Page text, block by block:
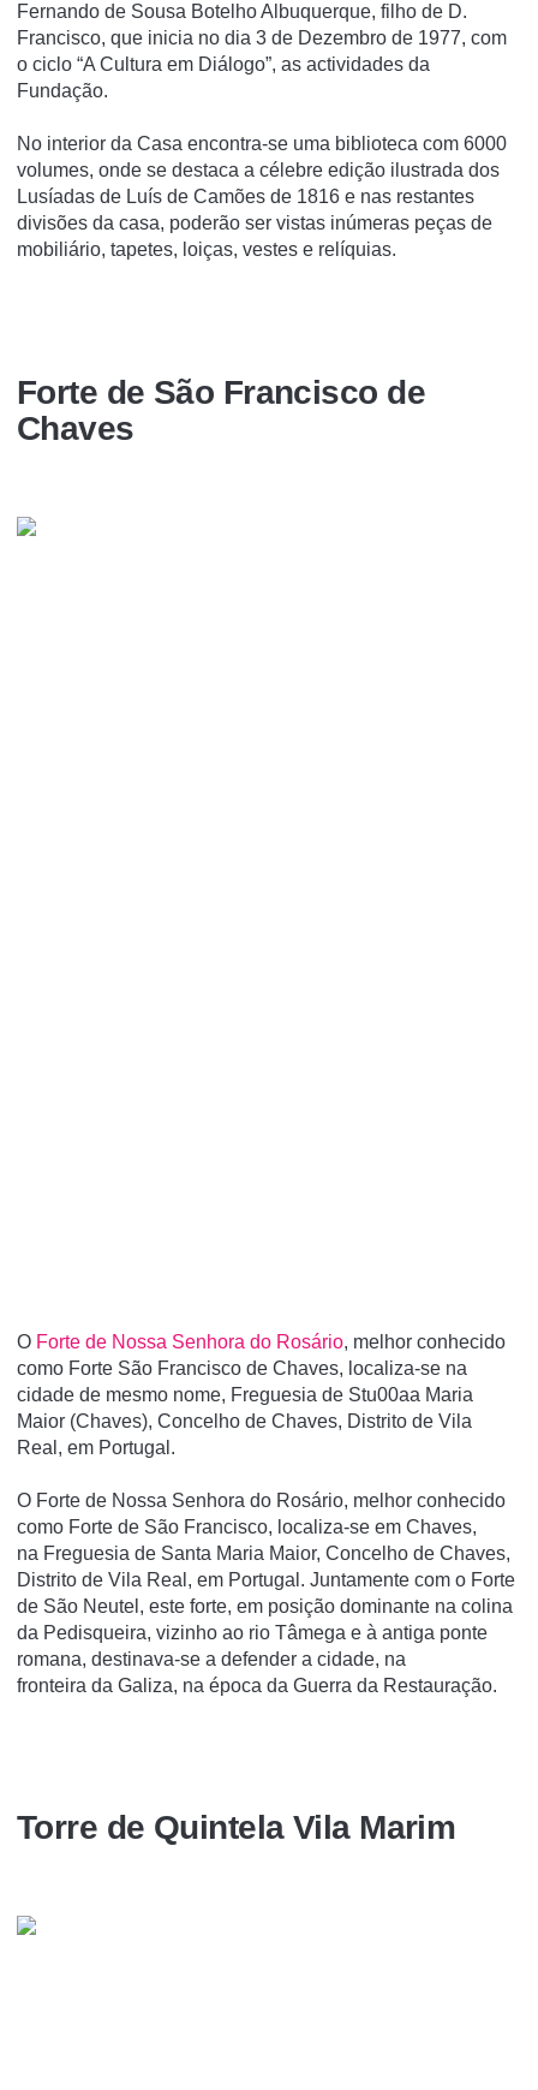
Fernando de Sousa Botelho Albuquerque, filho de D.
Francisco, que inicia no dia 3 de Dezembro de 1977, com
o ciclo “A Cultura em Diálogo”, as actividades da
Fundação.
No interior da Casa encontra-se uma biblioteca com 6000
volumes, onde se destaca a célebre edição ilustrada dos
Lusí­adas de Luí­s de Camões de 1816 e nas restantes
divisões da casa, poderão ser vistas inúmeras peças de
mobiliário, tapetes, loiças, vestes e relí­quias.
Forte de São Francisco de
Chaves
O Forte de Nossa Senhora do Rosário, melhor conhecido
como Forte São Francisco de Chaves, localiza-se na
cidade de mesmo nome, Freguesia de Stu00aa Maria
Maior (Chaves), Concelho de Chaves, Distrito de Vila
Real, em Portugal.
O Forte de Nossa Senhora do Rosário, melhor conhecido
como Forte de São Francisco, localiza-se em Chaves,
na Freguesia de Santa Maria Maior, Concelho de Chaves,
Distrito de Vila Real, em Portugal. Juntamente com o Forte
de São Neutel, este forte, em posição dominante na colina
da Pedisqueira, vizinho ao rio Tâmega e à antiga ponte
romana, destinava-se a defender a cidade, na
fronteira da Galiza, na época da Guerra da Restauração.
Torre de Quintela Vila Marim